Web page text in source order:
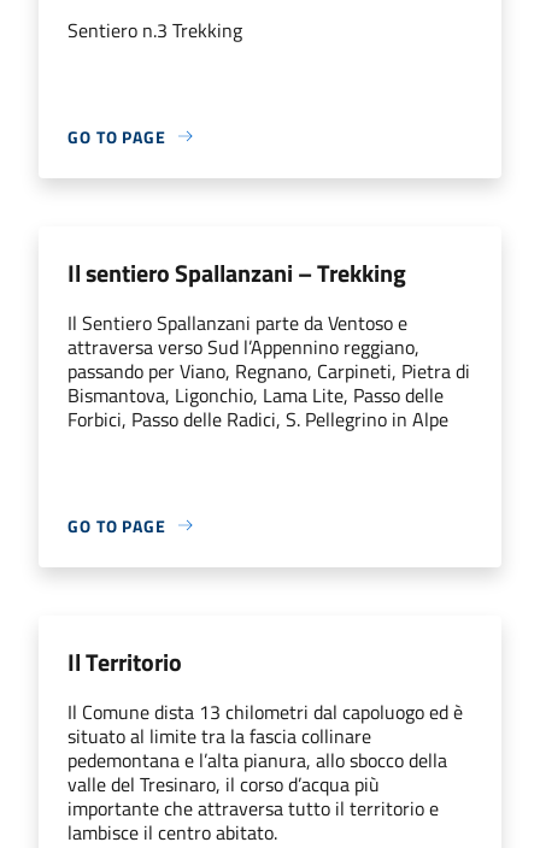
Sentiero n.3 Trekking
GO TO PAGE
Il sentiero Spallanzani – Trekking
Il Sentiero Spallanzani parte da Ventoso e
attraversa verso Sud l’Appennino reggiano,
passando per Viano, Regnano, Carpineti, Pietra di
Bismantova, Ligonchio, Lama Lite, Passo delle
Forbici, Passo delle Radici, S. Pellegrino in Alpe
GO TO PAGE
Il Territorio
Il Comune dista 13 chilometri dal capoluogo ed è
situato al limite tra la fascia collinare
pedemontana e l’alta pianura, allo sbocco della
valle del Tresinaro, il corso d’acqua più
importante che attraversa tutto il territorio e
lambisce il centro abitato.